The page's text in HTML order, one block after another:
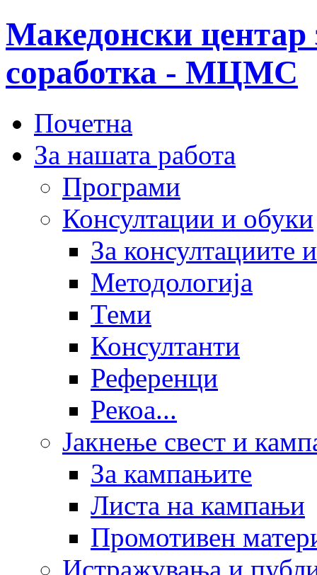
Македонски центар
соработка - МЦМС
Почетна
За нашата работа
Програми
Консултации и обуки
За консултациите
Методологија
Теми
Консултанти
Референци
Рекоа...
Јакнење свест и
За кампањите
Листа на кампањи
Промотивен
Истражувања и